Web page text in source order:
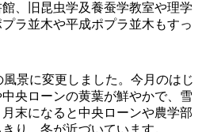
、旧昆虫学及養蚕学教室や理学
ラ並木や平成ポプラ並木もすっ
景に変更しました。今月のはじ
央ローンの黄葉が鮮やかで、雪
末になると中央ローンや農学部
り、冬が近づいています。